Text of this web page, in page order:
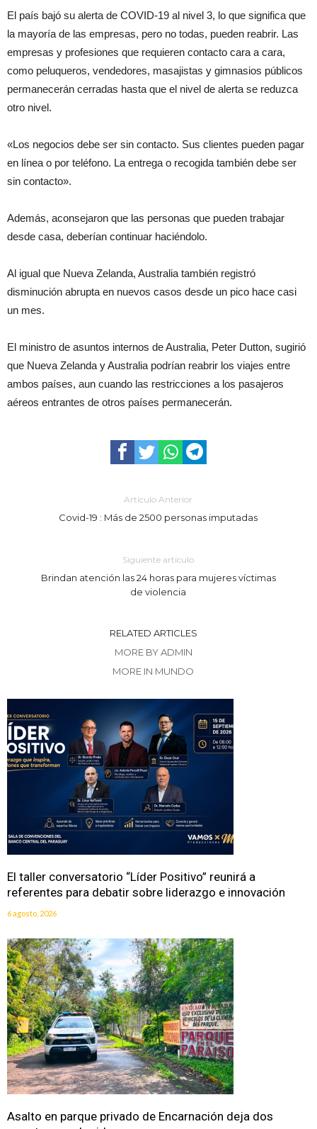
El país bajó su alerta de COVID-19 al nivel 3, lo que significa que
la mayoría de las empresas, pero no todas, pueden reabrir. Las
empresas y profesiones que requieren contacto cara a cara,
como peluqueros, vendedores, masajistas y gimnasios públicos
permanecerán cerradas hasta que el nivel de alerta se reduzca
otro nivel.
«Los negocios debe ser sin contacto. Sus clientes pueden pagar
en línea o por teléfono. La entrega o recogida también debe ser
sin contacto».
Además, aconsejaron que las personas que pueden trabajar
desde casa, deberían continuar haciéndolo.
Al igual que Nueva Zelanda, Australia también registró
disminución abrupta en nuevos casos desde un pico hace casi
un mes.
El ministro de asuntos internos de Australia, Peter Dutton, sugirió
que Nueva Zelanda y Australia podrían reabrir los viajes entre
ambos países, aun cuando las restricciones a los pasajeros
aéreos entrantes de otros países permanecerán.
Artículo Anterior
Covid-19 : Más de 2500 personas imputadas
Siguiente artículo
Brindan atención las 24 horas para mujeres víctimas
de violencia
RELATED ARTICLES
MORE BY ADMIN
MORE IN MUNDO
El taller conversatorio “Líder Positivo” reunirá a
referentes para debatir sobre liderazgo e innovación
6 agosto, 2026
Asalto en parque privado de Encarnación deja dos